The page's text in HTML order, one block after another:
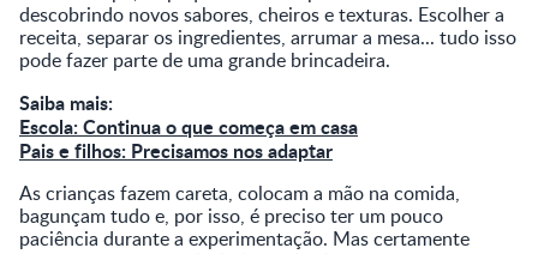
descobrindo novos sabores, cheiros e texturas. Escolher a
receita, separar os ingredientes, arrumar a mesa... tudo isso
pode fazer parte de uma grande brincadeira.
Saiba mais:
Escola: Continua o que começa em casa
Pais e filhos: Precisamos nos adaptar
As crianças fazem careta, colocam a mão na comida,
bagunçam tudo e, por isso, é preciso ter um pouco
paciência durante a experimentação. Mas certamente